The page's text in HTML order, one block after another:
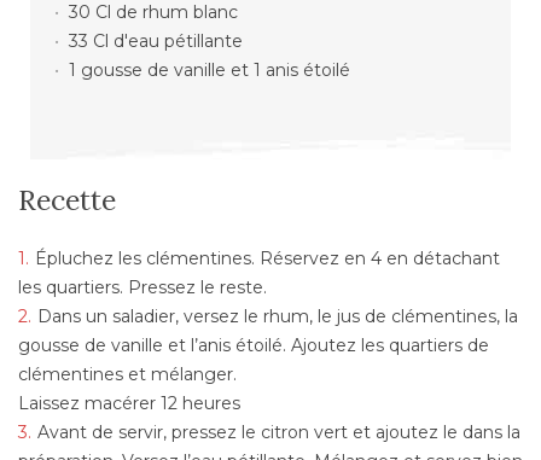
30 Cl de rhum blanc
33 Cl d'eau pétillante
1 gousse de vanille et 1 anis étoilé
Recette
Épluchez les clémentines. Réservez en 4 en détachant
les quartiers. Pressez le reste.
Dans un saladier, versez le rhum, le jus de clémentines, la
gousse de vanille et l’anis étoilé. Ajoutez les quartiers de
clémentines et mélanger.
Laissez macérer 12 heures
Avant de servir, pressez le citron vert et ajoutez le dans la